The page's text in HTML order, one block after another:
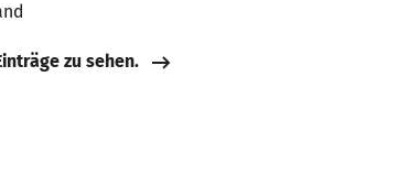
zu sehen.